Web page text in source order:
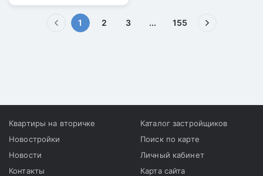
1 (текущая)
2 3 ... 155
Квартиры на вторичке
Новостройки
Новости
Контакты
Каталог застройщиков
Поиск по карте
Личный кабинет
Карта сайта